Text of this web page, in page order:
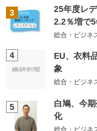
3
25年度レ
2.2％増で
総合・ビジネ
4
EU、衣料
象
総合・ビジネ
5
白鳩、今
化
総合・ビジネ